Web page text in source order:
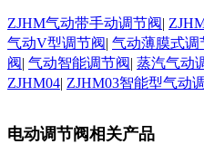
ZJHM气动带手动调节阀|
气动V型调节阀| 气动薄膜式调
阀| 气动智能调节阀| 蒸汽气动
ZJHM04| ZJHM03智能型气动
电动调节阀相关产品